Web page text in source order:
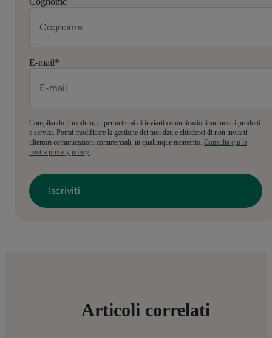
E-mail*
Compilando il modulo, ci permetterai di inviarti comunicazioni sui nostri prodotti
e servizi. Potrai modificare la gestione dei tuoi dati e chiederci di non inviarti
ulteriori comunicazioni commerciali, in qualunque momento. Consulta qui la
nostra privacy policy.
Articoli correlati